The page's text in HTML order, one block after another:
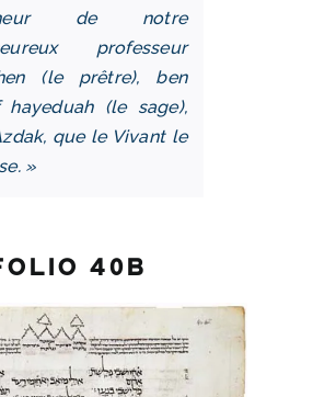
de notre
professeur
(le prêtre), ben
hayeduah (le sage),
que le Vivant le
»
40b